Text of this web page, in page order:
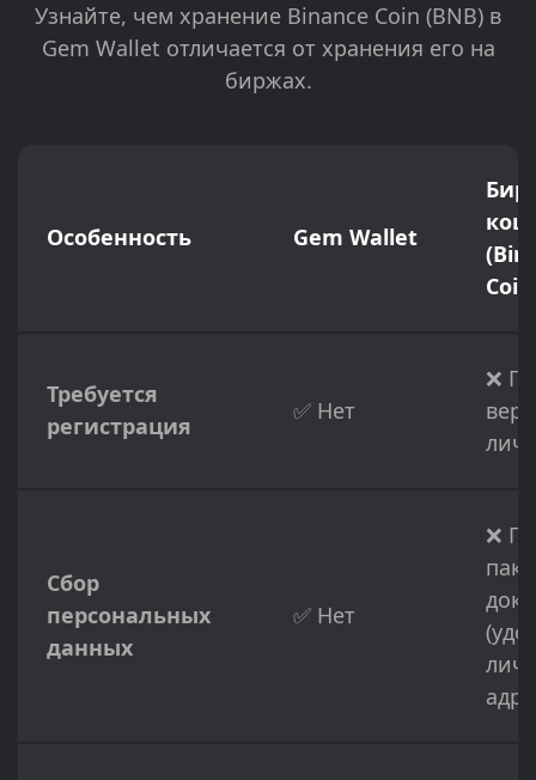
Узнайте, чем хранение Binance Coin (BNB) в
Gem Wallet отличается от хранения его на
биржах.
Особенность Gem Wallet
Требуется
регистрация
✅ Нет
❌
Сбор
персональных
данных
✅ Нет
❌